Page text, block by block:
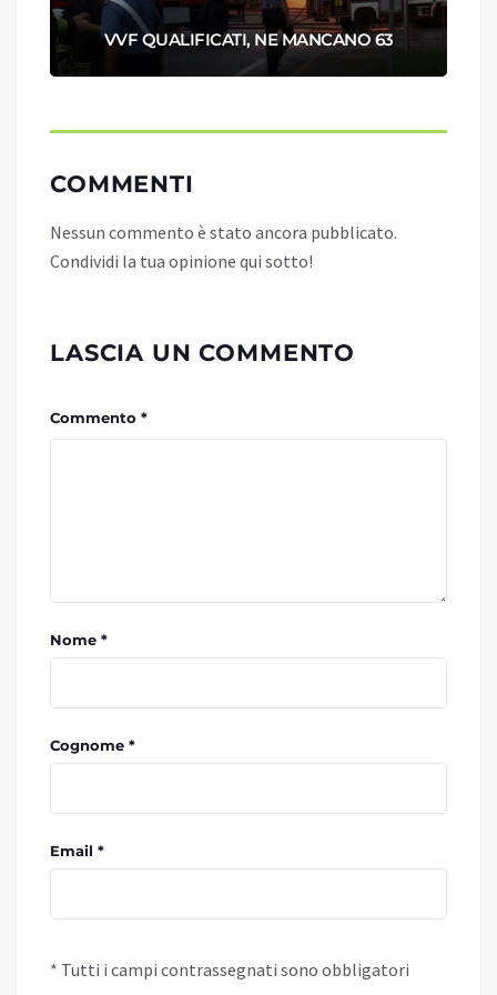
VVF QUALIFICATI, NE MANCANO 63
COMMENTI
Nessun commento è stato ancora pubblicato.
Condividi la tua opinione qui sotto!
LASCIA UN COMMENTO
Commento *
Nome *
Cognome *
Email *
* Tutti i campi contrassegnati sono obbligatori